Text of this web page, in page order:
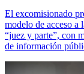
El excomisionado
modelo de acceso a
“juez y parte”, con
de información